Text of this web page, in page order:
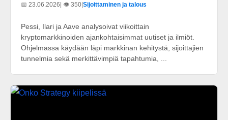
📅 23.06.2026| 👁️ 350|Sijoittaminen ja talous
Pessi, Ilari ja Aave analysoivat viikoittain
kryptomarkkinoiden ajankohtaisimmat uutiset ja ilmiöt.
Ohjelmassa käydään läpi markkinan kehitystä, sijoittajien
tunnelmia sekä merkittävimpiä tapahtumia, ...